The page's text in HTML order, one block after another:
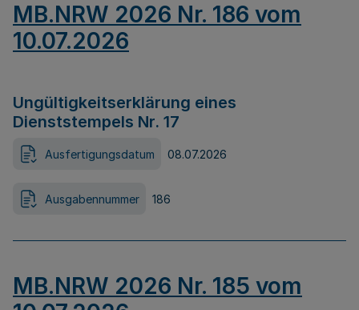
MB.NRW 2026 Nr. 186 vom
10.07.2026
Ungültigkeitserklärung eines
Dienststempels Nr. 17
Ausfertigungsdatum 08.07.2026
Ausgabennummer 186
MB.NRW 2026 Nr. 185 vom